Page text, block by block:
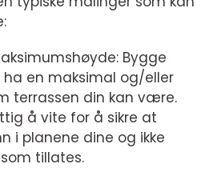
Bygge
ha en maksimal og/eller
terrassen din kan være.
å vite for å sikre at
i planene dine og ikke
tillates.